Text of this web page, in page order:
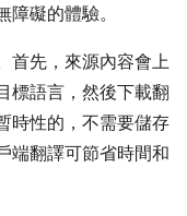
礙的體驗。
首先，來源內容會上
標語言，然後下載翻
時性的，不需要儲存
端翻譯可節省時間和